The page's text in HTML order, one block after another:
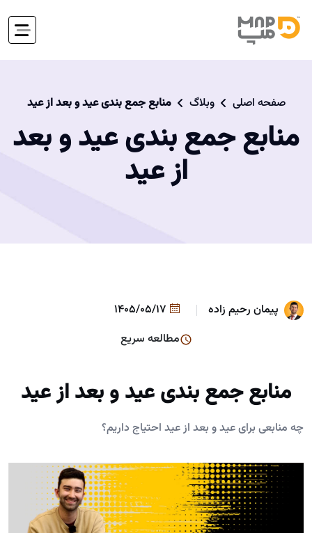
صفحه اصلی وبلاگ منابع جمع بندی عید و بعد از عید
منابع جمع بندی عید و بعد
از عید
پیمان رحیم زاده
مطالعه سریع
منابع جمع بندی عید و بعد از عید
چه منابعی برای عید و بعد از عید احتیاج داریم؟